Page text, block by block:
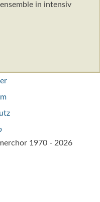
in intensiv
1970 - 2026